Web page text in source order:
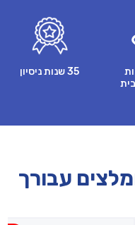
35 שנות ניסיון
עבורך